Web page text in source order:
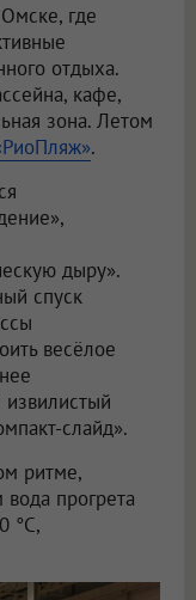
где
отдыха.
кафе,
зона. Летом
.
дыру».
спуск
весёлое
извилистый
слайд».
ритме,
прогрета
°C,